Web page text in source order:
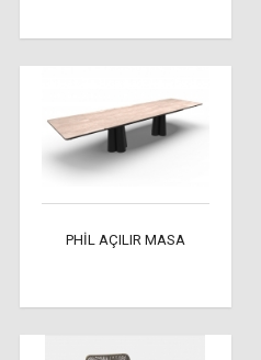
PHİL AÇILIR MASA